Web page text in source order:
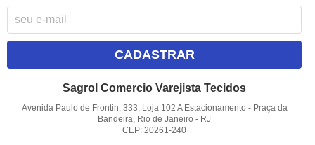
CADASTRAR
Sagrol Comercio Varejista Tecidos
Avenida Paulo de Frontin, 333, Loja 102 A Estacionamento - Praça da
Bandeira, Rio de Janeiro - RJ
CEP: 20261-240